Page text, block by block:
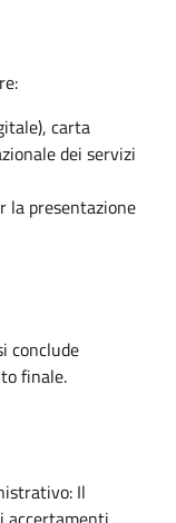
carta
dei servizi
la presentazione
conclude
finale.
Il